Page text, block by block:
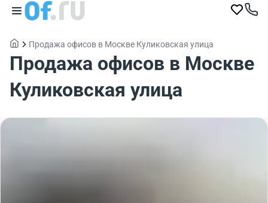
Продажа офисов в Москве Куликовская улица
Продажа офисов в Москве
Куликовская улица